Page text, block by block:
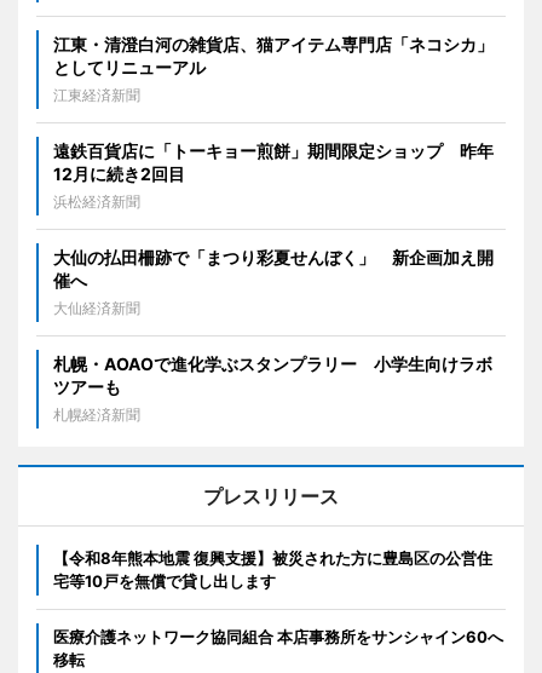
江東・清澄白河の雑貨店、猫アイテム専門店「ネコシカ」
としてリニューアル
江東経済新聞
遠鉄百貨店に「トーキョー煎餅」期間限定ショップ 昨年
12月に続き2回目
浜松経済新聞
大仙の払田柵跡で「まつり彩夏せんぼく」 新企画加え開
催へ
大仙経済新聞
札幌・AOAOで進化学ぶスタンプラリー 小学生向けラボ
ツアーも
札幌経済新聞
プレスリリース
【令和8年熊本地震 復興支援】被災された方に豊島区の公営住
宅等10戸を無償で貸し出します
医療介護ネットワーク協同組合 本店事務所をサンシャイン60へ
移転